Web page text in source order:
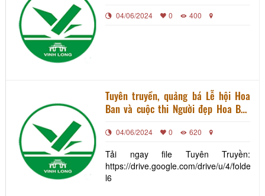
04/06/2024 0 400
Tuyên truyền, quảng bá Lễ hội Hoa
Ban và cuộc thi Người đẹp Hoa Ban
04/06/2024 0 620
Tải ngay file Tuyên Truyền:
https://drive.google.com/drive/u/4/
l6